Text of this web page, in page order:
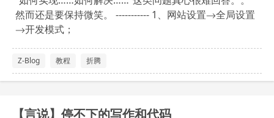
然而还是要保持微笑。 ----------- 1、网站设置→全局设置
→开发模式；
Z-Blog 教程 折腾
【言说】停不下的写作和代码